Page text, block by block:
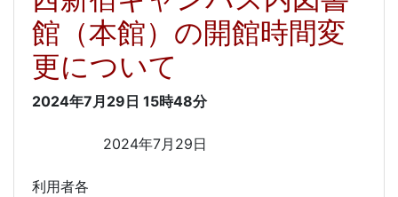
館（本館）の開館時間変
更について
2024年7月29日 15時48分
2024年7月29日
利用者各